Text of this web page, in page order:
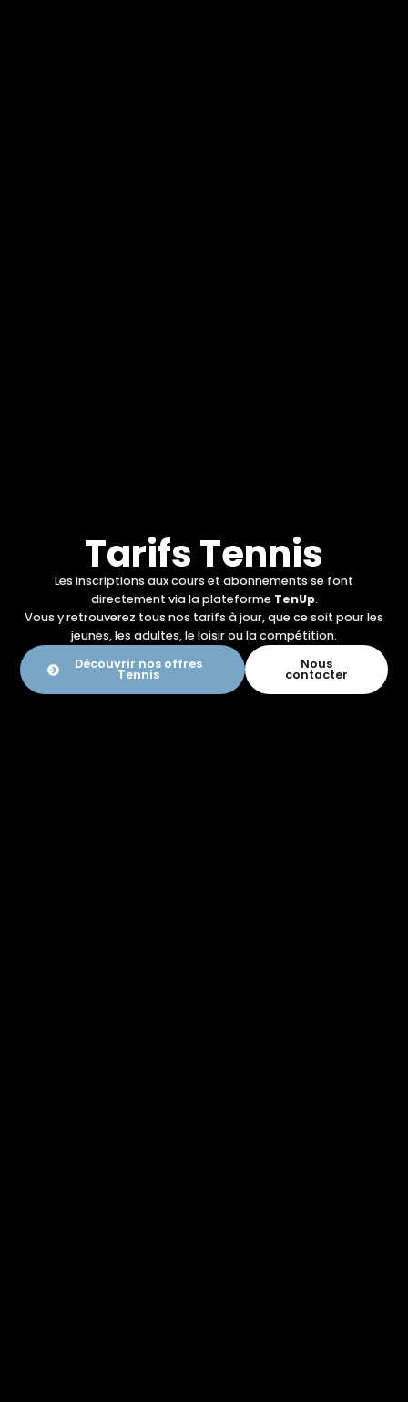
Tarifs Tennis
Les inscriptions aux cours et abonnements se font
directement via la plateforme TenUp.
Vous y retrouverez tous nos tarifs à jour, que ce soit pour les
jeunes, les adultes, le loisir ou la compétition.
Découvrir nos offres
Tennis
Nous
contacter